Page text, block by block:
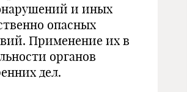
и иных
опасных
Применение их в
органов
дел.